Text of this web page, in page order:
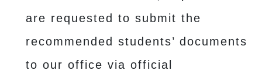
are requested to submit the
recommended students’ documents
to our office via official